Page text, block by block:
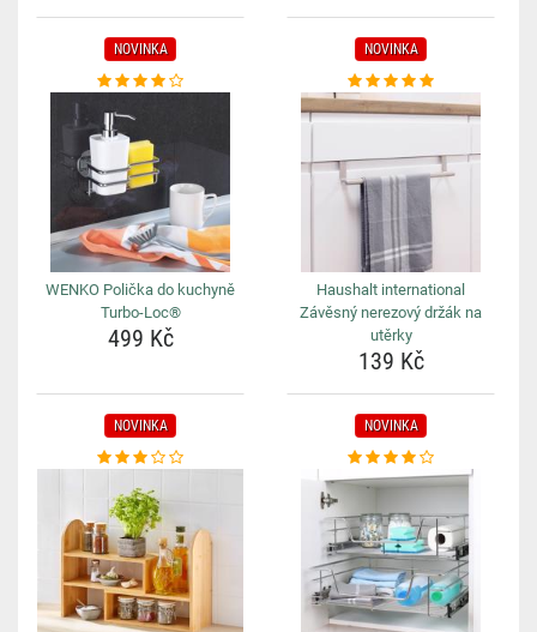
NOVINKA
WENKO Polička do kuchyně
Turbo-Loc®
499 Kč
NOVINKA
Haushalt international
Závěsný nerezový držák na
utěrky
139 Kč
NOVINKA NOVINKA